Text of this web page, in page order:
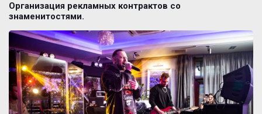
Организация рекламных контрактов со
знаменитостями.